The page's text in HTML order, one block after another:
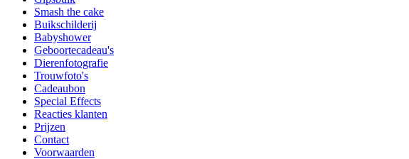
Smash the cake
Buikschilderij
Babyshower
Geboortecadeau's
Dierenfotografie
Trouwfoto's
Cadeaubon
Special Effects
Reacties klanten
Prijzen
Contact
Voorwaarden